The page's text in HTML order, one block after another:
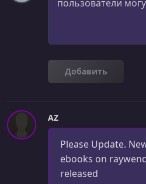
Добавить
AZ
Please Update.
ebooks on
released